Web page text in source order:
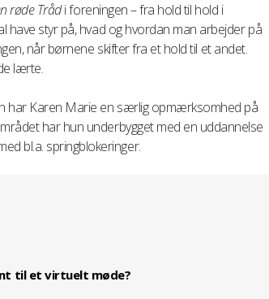
røde Trådi foreningen – fra hold til hold i
have styr på, hvad og hvordan man arbejder på
når børnene skifter fra et hold til et andet.
lærte.
har Karen Marie en særlig opmærksomhed på
har hun underbygget med en uddannelse
bl.a. springblokeringer.
til et virtuelt møde?